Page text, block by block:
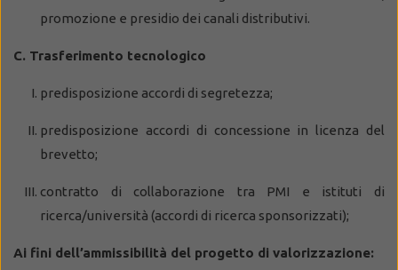
promozione e presidio dei canali distributivi.
C. Trasferimento tecnologico
predisposizione accordi di segretezza;
predisposizione accordi di concessione in licenza del
brevetto;
contratto di collaborazione tra PMI e istituti di
ricerca/università (accordi di ricerca sponsorizzati);
Ai fini dell’ammissibilità del progetto di valorizzazione: